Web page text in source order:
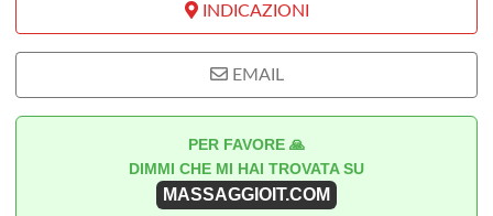
INDICAZIONI
EMAIL
PER FAVORE 🙏
DIMMI CHE MI HAI TROVATA SU
MASSAGGIOIT.COM